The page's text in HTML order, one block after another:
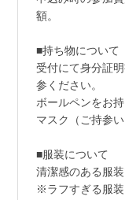
額。
■持ち物について
受付にて身分証
参ください。
ボールペンをお持
マスク（ご持参
■服装について
清潔感のある服
※ラフすぎる服装